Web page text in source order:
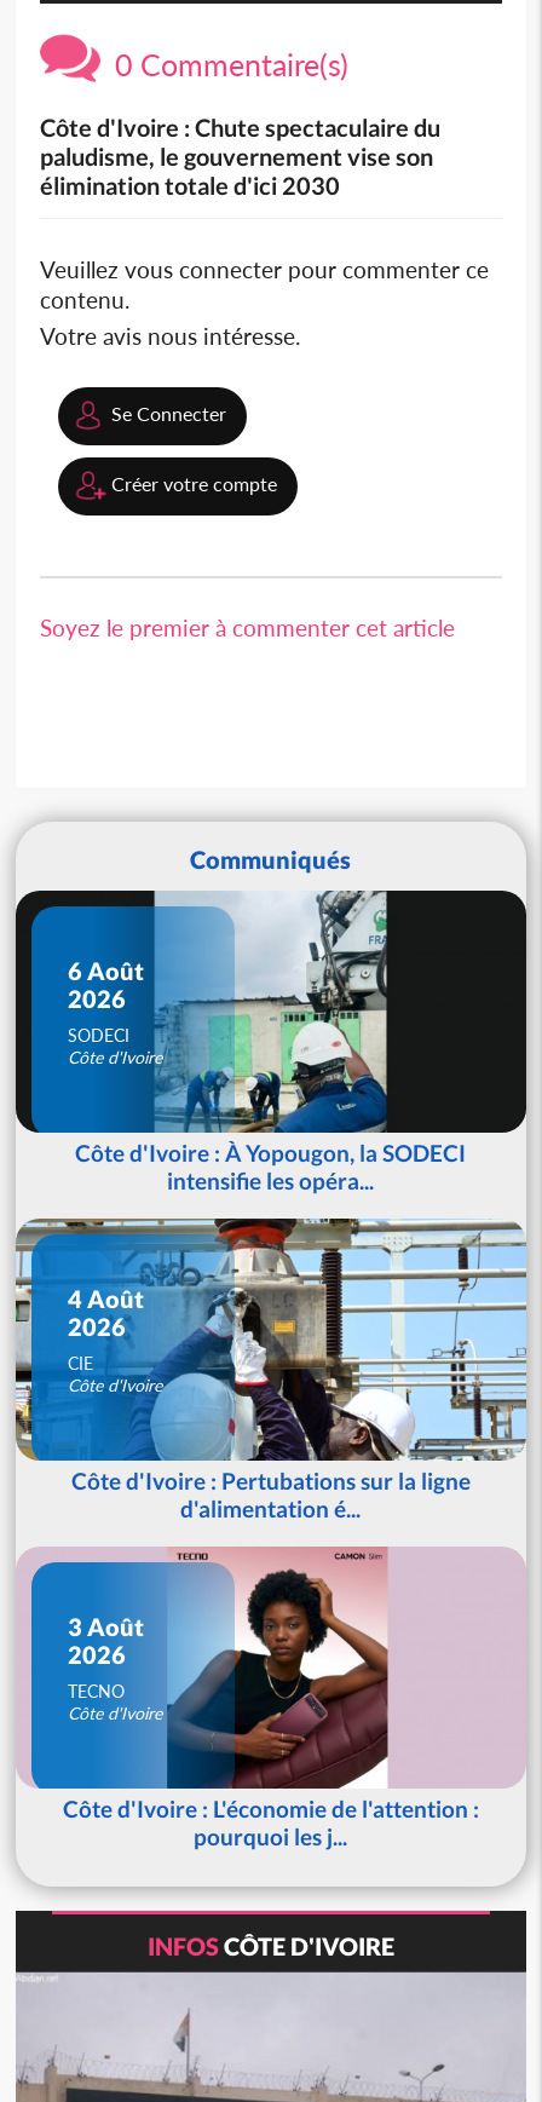
0 Commentaire(s)
Côte d'Ivoire : Chute spectaculaire du
paludisme, le gouvernement vise son
élimination totale d'ici 2030
Veuillez vous connecter pour commenter ce
contenu.
Votre avis nous intéresse.
Se Connecter
Créer votre compte
Soyez le premier à commenter cet article
Communiqués
6 Août
2026
SODECI
Côte d'Ivoire
Côte d'Ivoire : À Yopougon, la SODECI
intensifie les opéra...
4 Août
2026
CIE
Côte d'Ivoire
Côte d'Ivoire : Pertubations sur la ligne
d'alimentation é...
3 Août
2026
TECNO
Côte d'Ivoire
Côte d'Ivoire : L'économie de l'attention :
pourquoi les j...
INFOSCÔTE D'IVOIRE